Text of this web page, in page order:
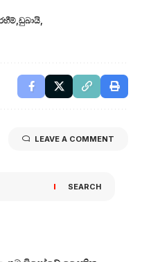
ඩුබායි
LEAVE A COMMENT
SEARCH